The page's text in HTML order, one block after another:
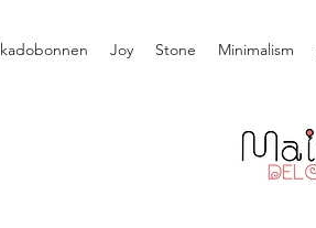
kadobonnen Joy Stone Minimalism